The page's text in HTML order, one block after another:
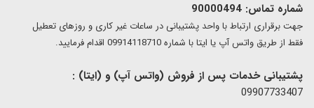
شماره تماس: 90000494
​​جهت برقراری ارتباط با واحد پشتیبانی در ساعات غیر کاری و روزهای تعطیل
فقط از طریق واتس آپ یا ایتا با شماره 09914118710 اقدام فرمایید.
پشتیبانی خدمات پس از فروش (واتس آپ) و (ایتا) :
09907733407